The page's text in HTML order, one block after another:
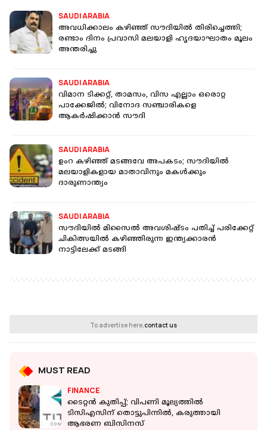
SAUDI ARABIA
അവധിക്കാലം കഴിഞ്ഞ് സൗദിയിൽ തിരിച്ചെത്തി;
രണ്ടാം ദിനം പ്രവാസി മലയാളി ഹൃദയാഘാതം മൂലം
അന്തരിച്ചു
SAUDI ARABIA
വിമാന ടിക്കറ്റ്, താമസം, വിസ എല്ലാം ഒരൊറ്റ
പാക്കേജിൽ; വിനോദ സ‍ഞ്ചാരികളെ
ആകർഷിക്കാൻ സൗദി
SAUDI ARABIA
ഉംറ കഴിഞ്ഞ് മടങ്ങവേ അപകടം; സൗദിയില്‍
മലയാളികളായ മാതാവിനും മകള്‍ക്കും
ദാരുണാന്ത്യം
SAUDI ARABIA
സൗദിയില്‍ മിസൈല്‍ അവശിഷ്ടം പതിച്ച് പരിക്കേറ്റ്
ചികിത്സയിൽ കഴിഞ്ഞിരുന്ന ഇന്ത്യക്കാരന്‍
നാട്ടിലേക്ക് മടങ്ങി
To advertise here,contact us
MUST READ
FINANCE
ടൈറ്റൻ കുതിപ്പ്; വിപണി മൂല്യത്തിൽ
ടിസിഎസിന് തൊട്ടുപിന്നിൽ, കരുത്തായി
ആഭരണ ബിസിനസ്